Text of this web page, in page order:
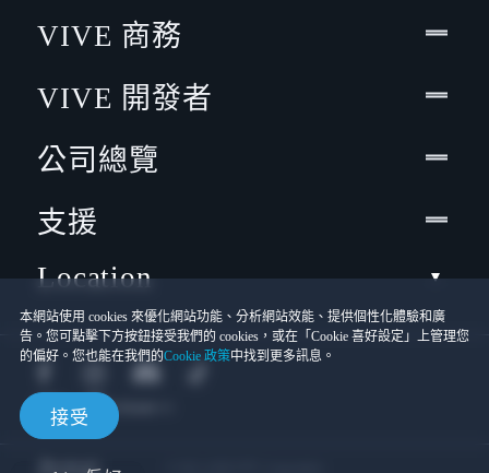
本網站使用 cookies 來優化網站功能、分析網站效能、提供個性化體驗和廣
告。您可點擊下方按鈕接受我們的 cookies，或在「Cookie 喜好設定」上管理您
的偏好。您也能在我們的Cookie 政策中找到更多訊息。
接受
VIVE 商務
VIVE 開發者
公司總覽
支援
Location